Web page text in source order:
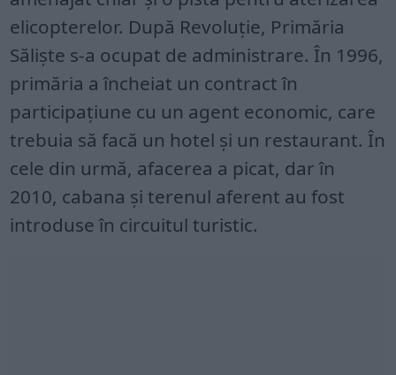
elicopterelor. După Revoluţie, Primăria
Sălişte s-a ocupat de administrare. În 1996,
primăria a încheiat un contract în
participaţiune cu un agent economic, care
trebuia să facă un hotel şi un restaurant. În
cele din urmă, afacerea a picat, dar în
2010, cabana şi terenul aferent au fost
introduse în circuitul turistic.